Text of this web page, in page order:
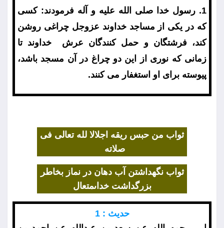
1. رسول خدا صلى الله عليه و آله فرمودند: كسى
كه در يكى از مساجد خداوند عزوجل چراغى روشن
كند، فرشتگان و حمل كنندگان عرش ‍ خداوند تا
زمانى كه نورى از اين دو چراغ در آن مسجد باشد،
پيوسته براى او استغفار مى كنند.
ثواب من حبس ريقه اجلالا لله تعالى فى
صلاته
ثواب نگهداشتن آب دهان در نماز بخاطر
بزرگداشت خداىمتعال
حديث : 1